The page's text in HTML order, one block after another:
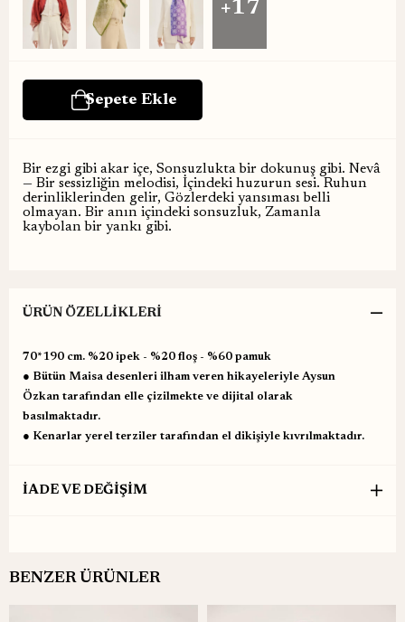
+17
Bir ezgi gibi akar içe, Sonsuzlukta bir dokunuş gibi. Nevâ
— Bir sessizliğin melodisi, İçindeki huzurun sesi. Ruhun
derinliklerinden gelir, Gözlerdeki yansıması belli
olmayan. Bir anın içindeki sonsuzluk, Zamanla
kaybolan bir yankı gibi.
ÜRÜN ÖZELLIKLERI
70*190 cm. %20 ipek - %20 floş - %60 pamuk
● Bütün Maisa desenleri ilham veren hikayeleriyle Aysun
Özkan tarafından elle çizilmekte ve dijital olarak
basılmaktadır.
● Kenarlar yerel terziler tarafından el dikişiyle kıvrılmaktadır.
İADE VE DEĞİŞİM
BENZER ÜRÜNLER